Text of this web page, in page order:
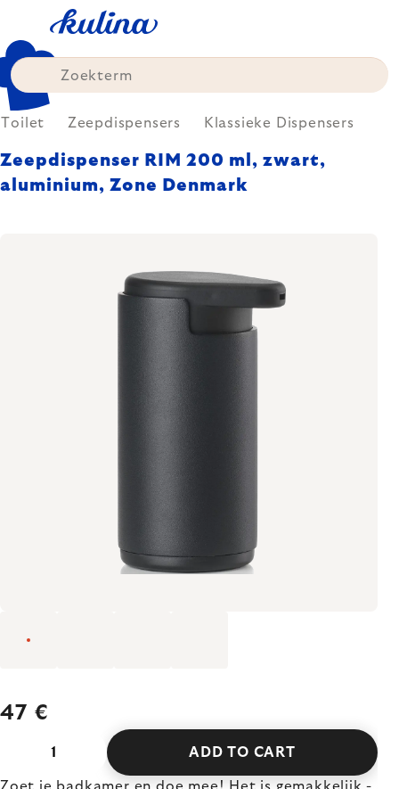
content
Toilet Zeepdispensers Klassieke Dispensers
Zeepdispenser RIM 200 ml, zwart,
aluminium, Zone Denmark
47 €
ADD TO CART